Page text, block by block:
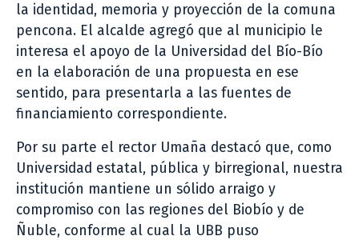
la identidad, memoria y proyección de la comuna
pencona. El alcalde agregó que al municipio le
interesa el apoyo de la Universidad del Bío-Bío
en la elaboración de una propuesta en ese
sentido, para presentarla a las fuentes de
financiamiento correspondiente.
Por su parte el rector Umaña destacó que, como
Universidad estatal, pública y birregional, nuestra
institución mantiene un sólido arraigo y
compromiso con las regiones del Biobío y de
Ñuble, conforme al cual la UBB puso